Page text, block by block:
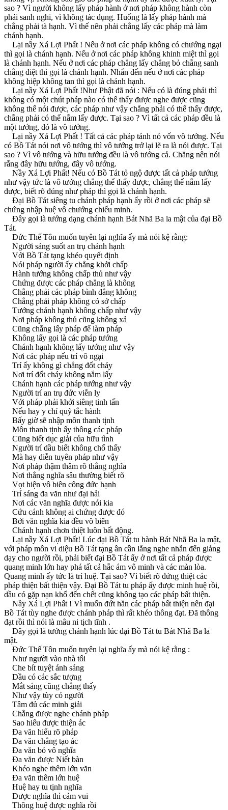
sao ? Vì người không lấy pháp hành ở nơi pháp không hành còn
phải sanh nghi, vì không tác dụng. Huống là lấy pháp hành mà
chẳng phải tà hạnh. Vì thế nên phải chẳng lấy các pháp mà làm
chánh hạnh.
Lại nầy Xá Lợi Phất ! Nếu ở nơi các pháp không có chướng ngại
thì gọi là chánh hạnh. Nếu ở nơi các pháp không khinh miệt thì gọi
là chánh hạnh. Nếu ở nơi các pháp chẳng lấy chẳng bỏ chẳng sanh
chẳng diệt thì gọi là chánh hạnh. Nhẩn đến nếu ở nơi các pháp
không hiệp không tan thì gọi là chánh hạnh.
Lại nầy Xá Lợi Phất !Như Phật đã nói : Nếu có là đúng phải thì
không có một chút pháp nào có thể thấy được nghe được cũng
không thể nói được, các pháp như vậy chẳng phải có thể thấy được,
chẳng phải có thể nắm lấy được. Tại sao ? Vì tất cả các pháp đều là
một tướng, đó là vô tướng.
Lại nầy Xá Lợi Phất ! Tất cả các pháp tánh nó vốn vô tướng. Nếu
có Bồ Tát nói nơi vô tướng thì vô tướng trở lại lẽ ra là nói được. Tại
sao ? Vì vô tướng và hữu tướng đều là vô tướng cả. Chẳng nên nói
rằng đây hữu tướng, đây vô tướng.
Nầy Xá Lợi Phất! Nếu có Bồ Tát tỏ ngộ được tất cả pháp tướng
như vậy tức là vô tướng chẳng thể thấy được, chẳng thể nắm lấy
được, biết rõ đúng như pháp thì gọi là chánh hạnh.
Ðại Bồ Tát siêng tu chánh pháp hạnh ấy rồi ở nơi các pháp sẽ
chứng nhập huệ vô chướng chiếu minh.
Ðây gọi là tướng dạng chánh hạnh Bát Nhã Ba la mật của đại Bồ
Tát.
Ðức Thế Tôn muốn tuyên lại nghĩa ấy mà nói kệ rằng:
Người sáng suốt an trụ chánh hạnh
Với Bồ Tát tạng khéo quyết định
Nói pháp người ấy chẳng khởi chấp
Hành tướng không chấp thủ như vậy
Chứng được các pháp chẳng là không
Chẳng phải các pháp bình đẳng không
Chẳng phải pháp không có sở chấp
Tướng chánh hạnh không chấp như vậy
Nơi pháp không thủ cũng không xả
Cũng chẳng lấy pháp để làm pháp
Không lấy gọi là các pháp tướng
Chánh hạnh không lấy tướng như vậy
Nơi các pháp nếu trí vô ngại
Trí ấy không gì chẳng đốt cháy
Nơi trí đốt cháy không nắm lấy
Chánh hạnh các pháp tướng như vậy
Người trí an trụ đức viễn ly
Với pháp phải khởi siêng tinh tấn
Nếu hay y chỉ quỹ tắc hành
Bấy giờ sẽ nhập môn thanh tịnh
Môn thanh tịnh ấy thông các pháp
Cũng biết dục giải của hữu tình
Người trí dầu biết không chổ thấy
Mà hay diễn tuyên pháp như vậy
Nơi pháp thậm thâm rõ thắng nghĩa
Nơi thắng nghĩa sâu thường biết rõ
Vọt hiện vô biên công đức hạnh
Trí sáng đa văn như đại hải
Nơi các văn nghĩa được nói kia
Cứu cánh không ai chứng được đó
Bởi văn nghĩa kia đều vô biên
Chánh hạnh chơn thiệt luôn bất động.
Lại nầy Xá Lợi Phất! Lúc đại Bồ Tát tu hành Bát Nhã Ba la mật,
với pháp môn vi diệu Bồ Tát tạng ân cần lắng nghe nhẫn đến giảng
dạy cho người rồi, phải biết đại Bồ Tát ấy ở nơi tất cả pháp được
quang minh lớn hay phá tất cả hắc ám vô minh và các màn lòa.
Quang minh ấy tức là trí huệ. Tại sao? Vì biết rõ đứng thiệt các
pháp thiện bất thiện vậy. Ðại Bồ Tát tu pháp ấy được minh huệ rồi,
dầu có gặp nạn khổ đến chết cũng không tạo các pháp bất thiện.
Nầy Xá Lợi Phất ! Vì muốn đứt hẳn các pháp bất thiện nên đại
Bồ Tát tùy nghe được chánh pháp thì rất khéo thông đạt. Ðã thông
đạt rồi thì nói là mâu ni tịch tĩnh .
Ðây gọi là tướng chánh hạnh lúc đại Bồ Tát tu Bát Nhã Ba la
mật.
Ðức Thế Tôn muốn tuyên lại nghĩa ấy mà nói kệ rằng :
Như người vào nhà tối
Che bít tuyệt ánh sáng
Dầu có các sắc tượng
Mắt sáng cũng chẳng thấy
Như vậy tùy có người
Tâm đủ các minh giải
Chẳng được nghe chánh pháp
Sao hiểu được thiện ác
Ða văn hiểu rõ pháp
Ða văn chẳng tạo ác
Ða văn bỏ vô nghĩa
Ða văn được Niết bàn
Khéo nghe thêm lớn văn
Ða văn thêm lớn huệ
Huệ hay tu tịnh nghĩa
Ðược nghĩa thì cảm vui
Thông huệ được nghĩa rồi